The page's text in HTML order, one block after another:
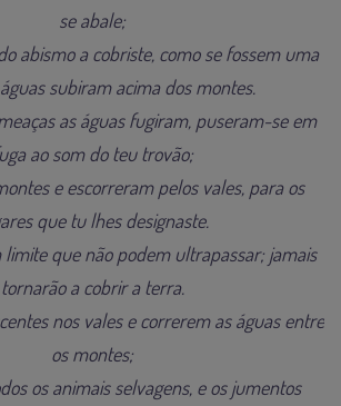
se abale;
abismo a cobriste, como se fossem uma
subiram acima dos montes.
as águas fugiram, puseram-se em
ao som do teu trovão;
e escorreram pelos vales, para os
que tu lhes designaste.
limite que não podem ultrapassar; jamais
tornarão a cobrir a terra.
nos vales e correrem as águas entre
os montes;
os animais selvagens, e os jumentos